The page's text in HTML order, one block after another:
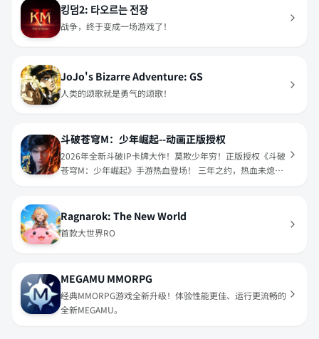
킹덤2: 타오르는 전장
战争，终于变成一场游戏了！
JoJo's Bizarre Adventure: GS
人类的颂歌就是勇气的颂歌！
斗破苍穹M：少年崛起--动画正版授权
2026年全新斗破IP卡牌大作！莫欺少年穷！正版授权《斗破
苍穹M：少年崛起》手游热血登场！ 三年之约，热血未熄；
Ragnarok: The New World
首款大世界RO
MEGAMU MMORPG
经典MMORPG游戏全新升级！体验性能更佳、运行更流畅的
全新MEGAMU。